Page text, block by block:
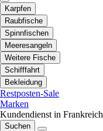
Karpfen
Raubfische
Spinnfischen
Meeresangeln
Weitere Fische
Schifffahrt
Bekleidung
Restposten-Sale
Marken
Kundendienst in Frankreich
Suchen